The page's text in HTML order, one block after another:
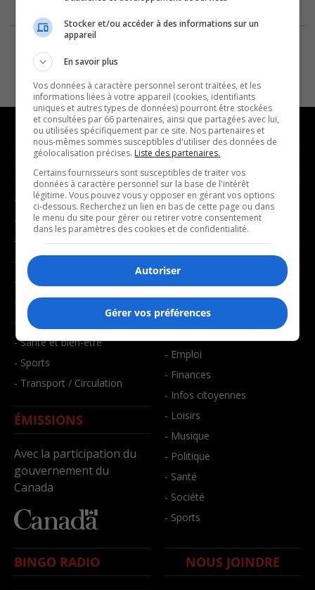
NOUVELLES
- Affaires municipales
- Communauté / Social
- Culture
- Économie
- Éducation
- Environnement
- Faits divers
- Santé et bien-être
- Sports
- Transport / Circulation
ÉMISSIONS
Avec la participation du
gouvernement du
Canada
MUSIQUE
- Décompte franco
- Joué récemment
BALADOS
- Art de vivre
- Emploi
- Finances
- Infos citoyennes
- Loisirs
- Musique
- Politique
- Santé
- Société
- Sports
BINGO RADIO NOUS JOINDRE
Stocker et/ou accéder à des informations sur un
appareil
En savoir plus
Vos données à caractère personnel seront traitées, et les
informations liées à votre appareil (cookies, identifiants
uniques et autres types de données) pourront être stockées
et consultées par 66 partenaires, ainsi que partagées avec lui,
ou utilisées spécifiquement par ce site. Nos partenaires et
nous-mêmes sommes susceptibles d'utiliser des données de
géolocalisation précises. Liste des partenaires.
Certains fournisseurs sont susceptibles de traiter vos
données à caractère personnel sur la base de l'intérêt
légitime. Vous pouvez vous y opposer en gérant vos options
ci-dessous. Recherchez un lien en bas de cette page ou dans
le menu du site pour gérer ou retirer votre consentement
dans les paramètres des cookies et de confidentialité.
Autoriser
Gérer vos préférences